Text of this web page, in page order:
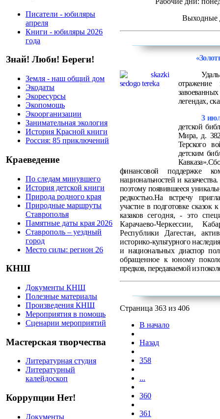
Писатели - юбиляры
апреля
Книги - юбиляры 2026
года
Знай! Люби! Береги!
Земля - наш общий дом
Экодаты
Экоресурсы
Экопомощь
Экоорганизации
Занимательная экология
История Красной книги
Россия: 85 приключений
Краеведение
По следам минувшего
История детской книги
Природа родного края
Природные маршруты
Ставрополья
Памятные даты края 2026
Ставрополь – уездный
город
Место силы: регион 26
КНШ
Документы КНШ
Полезные материалы
Произведения КНШ
Мероприятия в помощь
Сценарии мероприятий
Мастерская творчества
Литературная студия
Литературный
калейдоскоп
Коррупции Нет!
Документы
Выходные
легендах,
3
детской
Мира, д.
Терского
детским
Кавказа».
финансовой поддержке
национальностей и
поэтому появившееся
редкостью.На встречу
участие в подготовке сказок
казаковсегодня, - это
Карачаево-Черкессии,
Республики Дагестан,
историко-культурного
и национальных диаспор
обращенное к юному
предков, передаваемой из
Страница 363 из 406
В начало
Назад
358
...
360
361